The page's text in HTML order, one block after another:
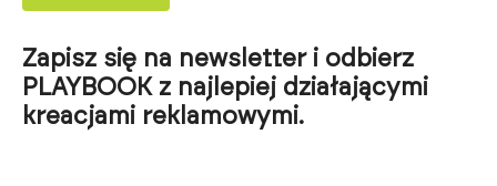
Zapisz się na newsletter i odbierz
PLAYBOOK z najlepiej działającymi
kreacjami reklamowymi.